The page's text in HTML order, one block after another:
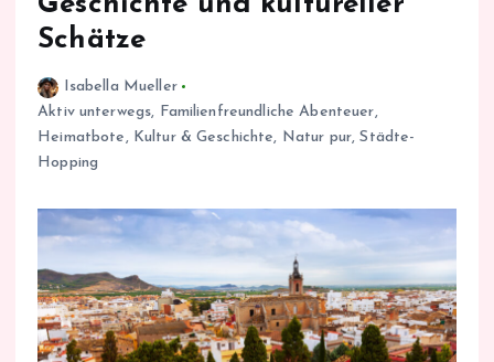
Schätze
Isabella Mueller
Aktiv unterwegs, Familienfreundliche Abenteuer,
Heimatbote, Kultur & Geschichte, Natur pur,Städte-
Hopping